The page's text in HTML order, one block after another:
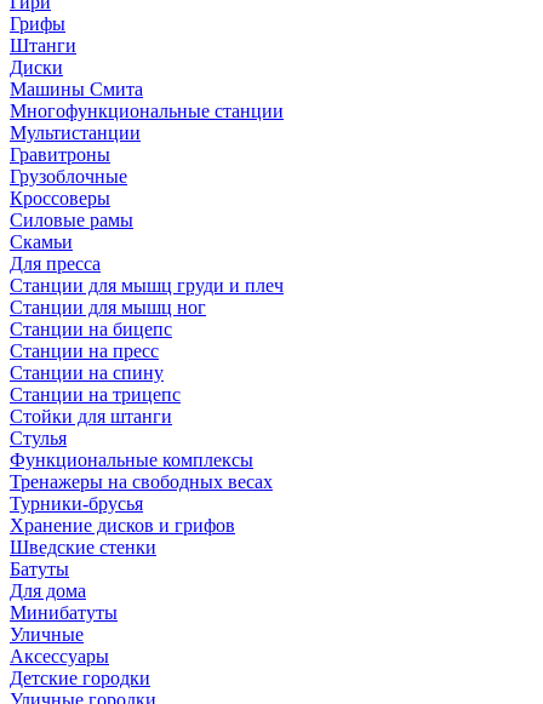
Грифы
Штанги
Диски
Машины Смита
Многофункциональные станции
Мультистанции
Гравитроны
Грузоблочные
Кроссоверы
Силовые рамы
Скамьи
Для пресса
Станции для мышц груди и плеч
Станции для мышц ног
Станции на бицепс
Станции на пресс
Станции на спину
Станции на трицепс
Стойки для штанги
Стулья
Функциональные комплексы
Тренажеры на свободных весах
Турники-брусья
Хранение дисков и грифов
Шведские стенки
Батуты
Для дома
Минибатуты
Уличные
Аксессуары
Детские городки
Уличные городки